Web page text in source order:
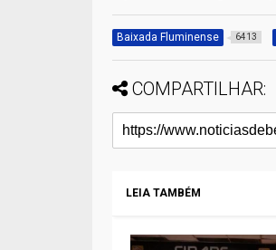
Baixada Fluminense 6413
COMPARTILHAR:
LEIA TAMBÉM